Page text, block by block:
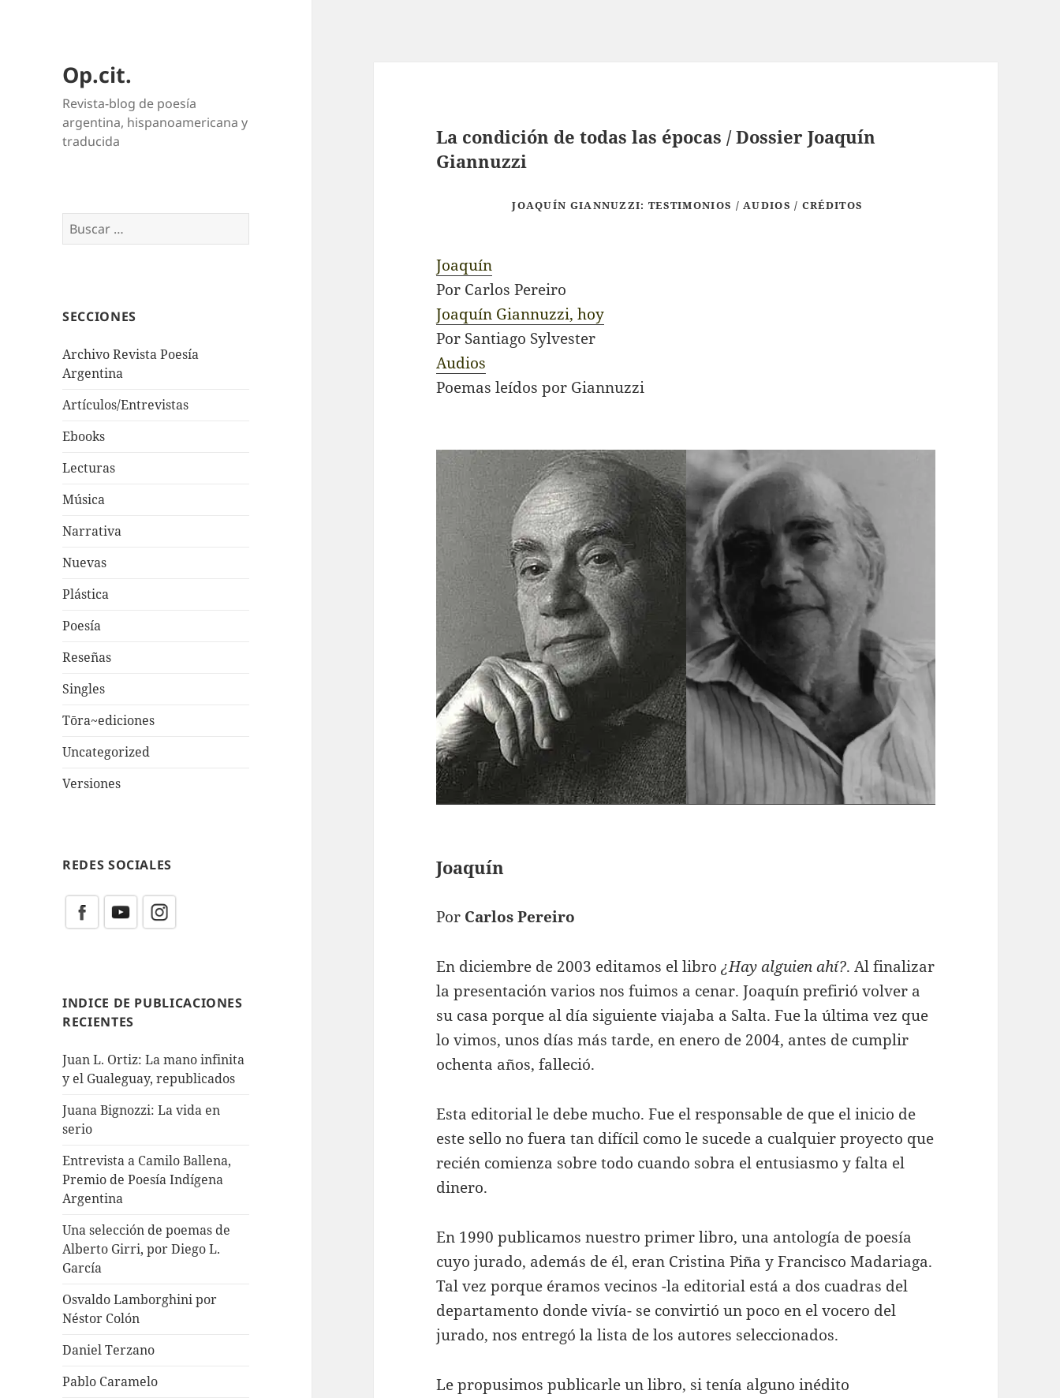
Op.cit.
Revista-blog de poesía
argentina, hispanoamericana y
traducida
Buscar:
SECCIONES
Archivo Revista Poesía
Argentina
Artículos/Entrevistas
Ebooks
Lecturas
Música
Narrativa
Nuevas
Plástica
Poesía
Reseñas
Singles
Tōra~ediciones
Uncategorized
Versiones
REDES SOCIALES
INDICE DE PUBLICACIONES
RECIENTES
Juan L. Ortiz: La mano infinita
y el Gualeguay, republicados
Juana Bignozzi: La vida en
serio
Entrevista a Camilo Ballena,
Premio de Poesía Indígena
Argentina
Una selección de poemas de
Alberto Girri, por Diego L.
García
Osvaldo Lamborghini por
Néstor Colón
Daniel Terzano
Pablo Caramelo
La condición de todas las épocas / Dossier Joaquín
Giannuzzi
JOAQUÍN GIANNUZZI: TESTIMONIOS / AUDIOS / CRÉDITOS
Joaquín
Por Carlos Pereiro
Joaquín Giannuzzi, hoy
Por Santiago Sylvester
Audios
Poemas leídos por Giannuzzi
Joaquín
Por Carlos Pereiro
En diciembre de 2003 editamos el libro¿Hay alguien ahí?. Al finalizar
la presentación varios nos fuimos a cenar. Joaquín prefirió volver a
su casa porque al día siguiente viajaba a Salta. Fue la última vez que
lo vimos, unos días más tarde, en enero de 2004, antes de cumplir
ochenta años, falleció.
Esta editorial le debe mucho. Fue el responsable de que el inicio de
este sello no fuera tan difícil como le sucede a cualquier proyecto que
recién comienza sobre todo cuando sobra el entusiasmo y falta el
dinero.
En 1990 publicamos nuestro primer libro, una antología de poesía
cuyo jurado, además de él, eran Cristina Piña y Francisco Madariaga.
Tal vez porque éramos vecinos -la editorial está a dos cuadras del
departamento donde vivía- se convirtió un poco en el vocero del
jurado, nos entregó la lista de los autores seleccionados.
Le propusimos publicarle un libro, si tenía alguno inédito